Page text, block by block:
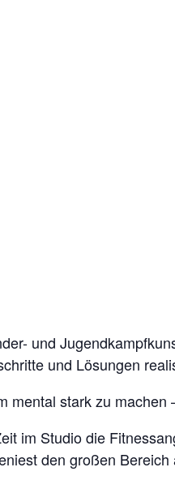
und
und Lösungen
mental stark zu
im Studio die
den großen